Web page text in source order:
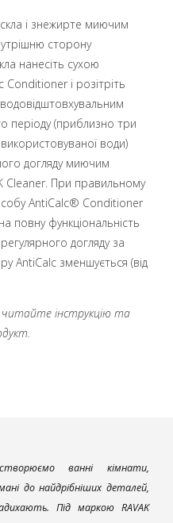
і знежирте миючим
сторону
нанесіть сухою
Conditioner і розітріть
періоду (приблизно три
води)
догляду миючим
Cleaner. При правильному
AntiCalc® Conditioner
повну функціональність
догляду за
AntiCalc зменшується (від
інструкцію та
ванні кімнати,
до найдрібніших деталей,
Під маркою RAVAK